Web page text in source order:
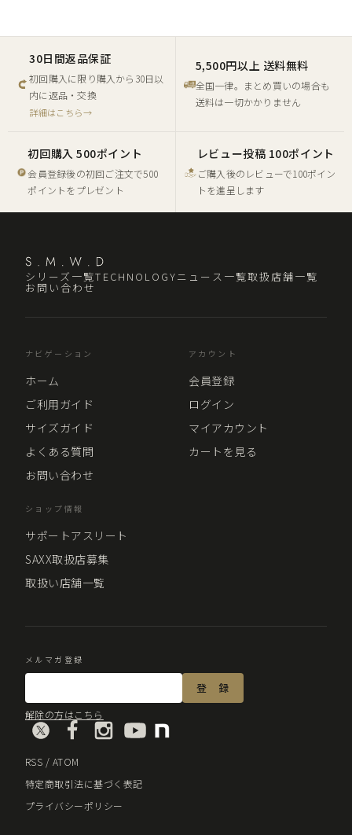
30日間返品保証
初回購入に限り購入から30日以
内に返品・交換
詳細はこちら→
5,500円以上 送料無料
全国一律。まとめ買いの場合も
送料は一切かかりません
初回購入 500ポイント
会員登録後の初回ご注文で500
ポイントをプレゼント
レビュー投稿 100ポイント
ご購入後のレビューで100ポイン
トを進呈します
シリーズ一覧TECHNOLOGYニュース一覧取扱店舗一覧
お問い合わせ
ナビゲーション
ホーム
ご利用ガイド
サイズガイド
よくある質問
お問い合わせ
アカウント
会員登録
ログイン
マイアカウント
カートを見る
ショップ情報
サポートアスリート
SAXX取扱店募集
取扱い店舗一覧
メルマガ登録
解除の方はこちら
RSS / ATOM
特定商取引法に基づく表記
プライバシーポリシー